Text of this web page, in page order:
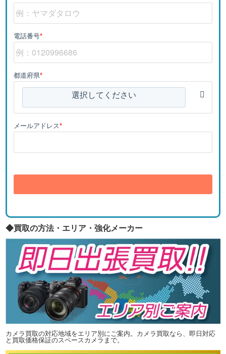
電話番号*
都道府県*
選択してください
メールアドレス*
◆買取の方法・エリア・強化メーカー
カメラ買取の対応地域をエリア別にご案内。カメラ買取なら、即日対応
と買取価格保証のスペースカメラまで。